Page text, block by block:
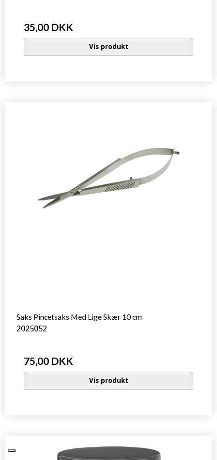
35,00 DKK
Vis produkt
Saks Pincetsaks Med Lige Skær 10 cm
2025052
75,00 DKK
Vis produkt